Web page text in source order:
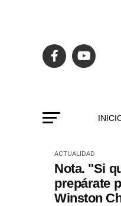
ACTUALIDAD
Nota. "Si
prepárate
Winston